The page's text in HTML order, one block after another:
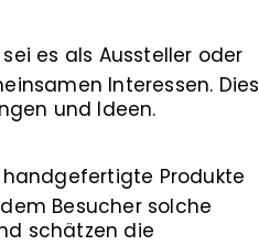
es als Aussteller oder
Interessen. Dies
und Ideen.
Produkte
Besucher solche
schätzen die